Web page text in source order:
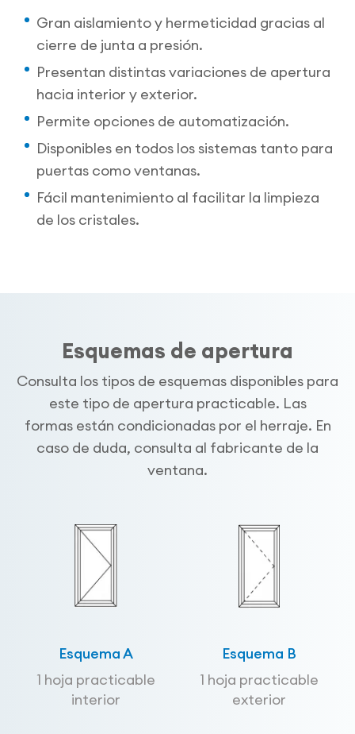
Gran aislamiento y hermeticidad gracias al
cierre de junta a presión.
Presentan distintas variaciones de apertura
hacia interior y exterior.
Permite opciones de automatización.
Disponibles en todos los sistemas tanto para
puertas como ventanas.
Fácil mantenimiento al facilitar la limpieza
de los cristales.
Esquemas de apertura
Consulta los tipos de esquemas disponibles para
este tipo de apertura practicable. Las
formas están condicionadas por el herraje. En
caso de duda, consulta al fabricante de la
ventana.
Esquema A
1 hoja practicable
interior
Esquema B
1 hoja practicable
exterior